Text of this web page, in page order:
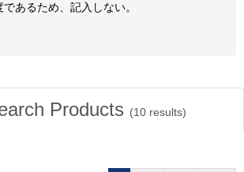
あるため、記入しない。
Products (10results)